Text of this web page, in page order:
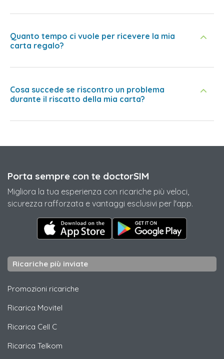
Quanto tempo ci vuole per ricevere la mia
carta regalo?
Cosa succede se riscontro un problema
durante il riscatto della mia carta?
Porta sempre con te doctorSIM
Migliora la tua esperienza con ricariche più veloci,
sicurezza rafforzata e vantaggi esclusivi per l'app.
Ricariche più inviate
Promozioni ricariche
Ricarica Movitel
Ricarica Cell C
Ricarica Telkom